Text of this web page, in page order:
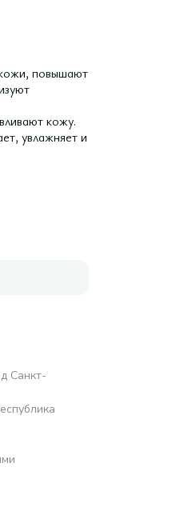
повышают
кожу.
увлажняет и
Санкт-